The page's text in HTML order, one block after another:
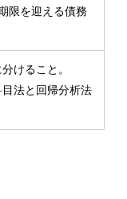
限を迎える債務
けること。
法と回帰分析法